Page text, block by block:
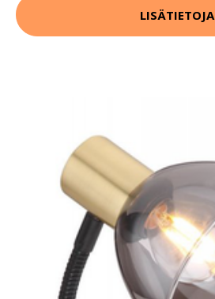
LISÄTIETOJA